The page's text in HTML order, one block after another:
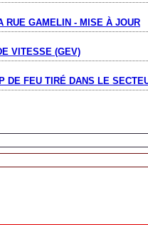
RUE GAMELIN - MISE À JOUR
VITESSE (GEV)
DE FEU TIRÉ DANS LE